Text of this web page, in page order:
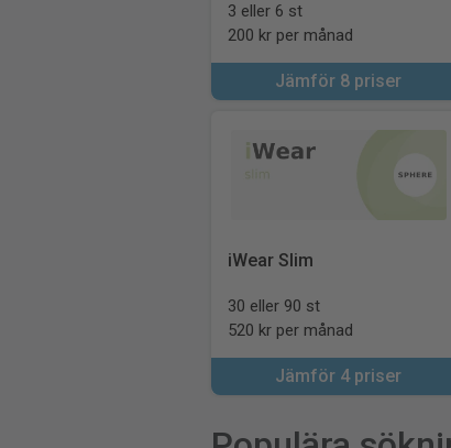
3 eller 6 st
200 kr per månad
Jämför 8 priser
iWear Slim
30 eller 90 st
520 kr per månad
Jämför 4 priser